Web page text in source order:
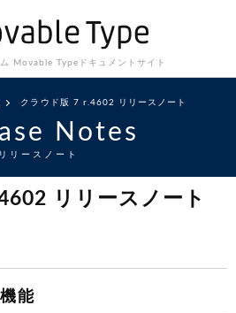
Movable Type ドキュメントサイト
クラウド版 7 r.4602 リリースノート
Notes
リリースノート
リリースノート
能